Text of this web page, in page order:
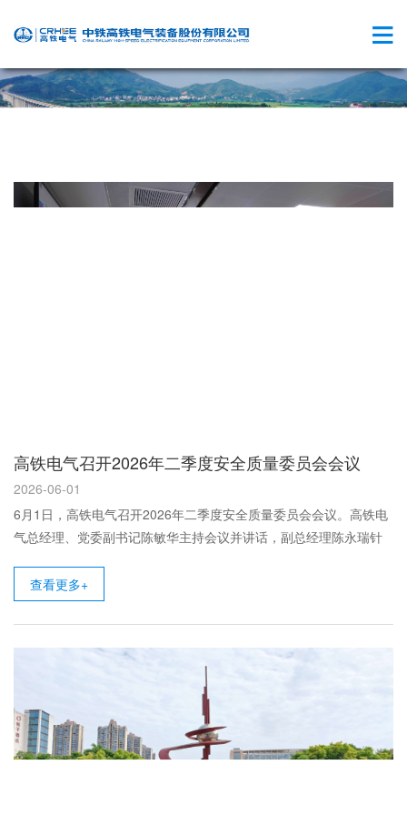
高铁电气召开2026年二季度安全质量委员会会议
2026-06-01
6月1日，高铁电气召开2026年二季度安全质量委员会会议。高铁电
气总经理、党委副书记陈敏华主持会议并讲话，副总经理陈永瑞针
查看更多+